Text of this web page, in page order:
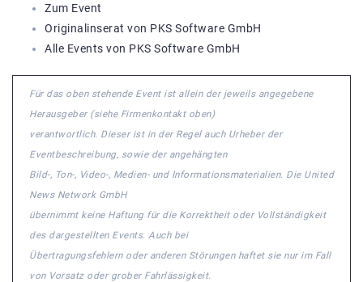
Zum Event
Originalinserat von PKS Software GmbH
Alle Events von PKS Software GmbH
Für das oben stehende Event ist allein der jeweils angegebene
Herausgeber (siehe Firmenkontakt oben)
verantwortlich. Dieser ist in der Regel auch Urheber der
Eventbeschreibung, sowie der angehängten
Bild-, Ton-, Video-, Medien- und Informationsmaterialien. Die United
News Network GmbH
übernimmt keine Haftung für die Korrektheit oder Vollständigkeit
des dargestellten Events. Auch bei
Übertragungsfehlern oder anderen Störungen haftet sie nur im Fall
von Vorsatz oder grober Fahrlässigkeit.